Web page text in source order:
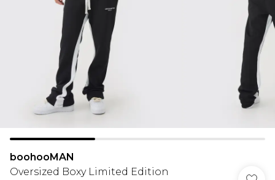
boohooMAN
Oversized Boxy Limited Edition